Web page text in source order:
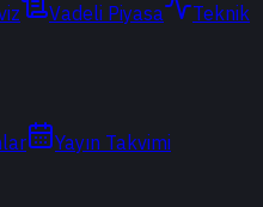
Vadeli Piyasa
Teknik
Yayın Takvimi